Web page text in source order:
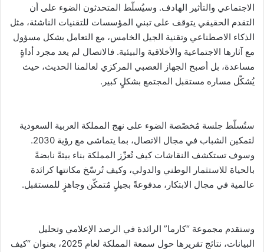
الاجتماعي والتأثير الهادف. وسيُسلّط المتحدثون الضوء على أن
التقدم الحقيقي يتوقف على تبني المؤسسات للتقنيات الناشئة، مثل
الذكاء الاصطناعي وتقنية الجيل الخامس، مع التعامل بشكل مسؤول
مع آثارها الاجتماعية والأخلاقية والبيئية. فالاتصال لم يعد مجرد أداةٍ
مساعدة، بل أصبح الجهاز العصبي المركزي لعالمنا الحديث، حيث
يُشكّل مساره مستقبل المجتمع بشكلٍ كبير.
ستُسلّط جلسة مُخصّصة الضوء على نهج المملكة العربية السعودية
لتمكين الشباب في مجال الاتصال، بما يتماشى مع رؤية 2030.
وسوف تستكشف النقاشات كيف تُعزّز المملكة بناء بيئةً نابضةً
بالحياة للاستثمار الوطني والدولي، وكيف تُرسّخ مكانتها كرائدة
عالمية في مجال الابتكار، مدفوعةً بجيلٍ مُتمكّن وجاهزٍ للمستقبل.
وستقدم مجموعة “كارما” الرائدة في الرصد الإعلامي وتحليل
البيانات، نتائج تقريرها حول سمعة المملكة لعام 2025، بعنوان “كيف